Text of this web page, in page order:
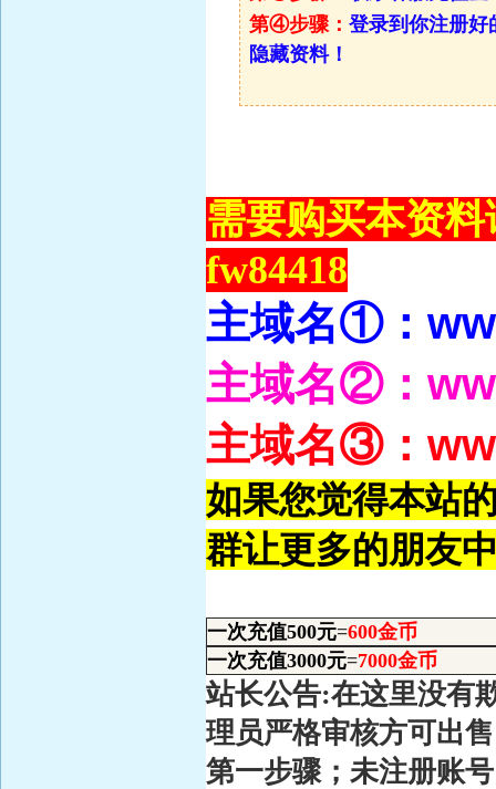
第④步骤： 登录到你注册好
隐藏资料！
需要购买本资
fw84418
主域名①：
主域名②：
主域名③：
如果您觉得本站
群让更多的朋友
一次充值500元=600金币
一次充值3000元=7000金币
站长公告:在这里没有
理员严格审核方可出
第一步骤；未注册账